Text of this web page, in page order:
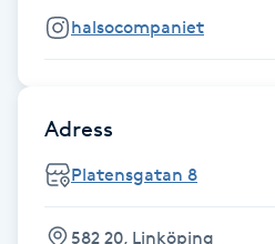
Fransfärgning
Fransförlängning
Fransförlängning Megavolym
halsocompaniet
Adress
Platensgatan 8
582 20, Linköping